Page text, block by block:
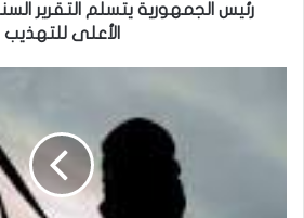
رئيس الجمهورية يتسلم التقرير
الأعلى للتهذيب